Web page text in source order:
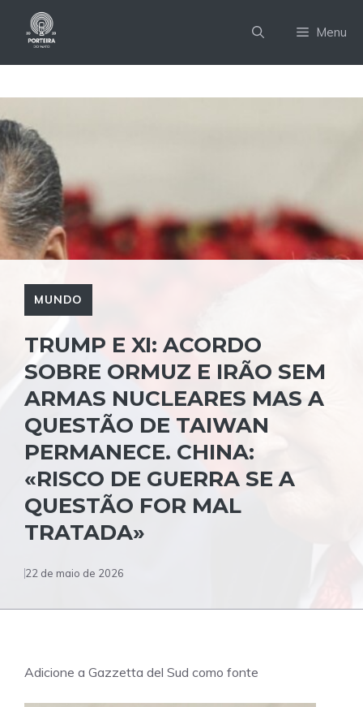
Menu
MUNDO
TRUMP E XI: ACORDO
SOBRE ORMUZ E IRÃO SEM
ARMAS NUCLEARES MAS A
QUESTÃO DE TAIWAN
PERMANECE. CHINA:
«RISCO DE GUERRA SE A
QUESTÃO FOR MAL
TRATADA»
22 de maio de 2026
Adicione a Gazzetta del Sud como fonte